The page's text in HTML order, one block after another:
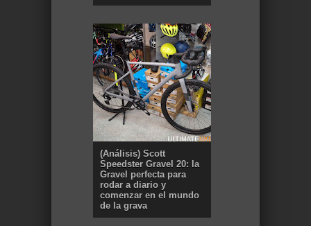
(Análisis) Scott
Speedster Gravel 20: la
Gravel perfecta para
rodar a diario y
comenzar en el mundo
de la grava